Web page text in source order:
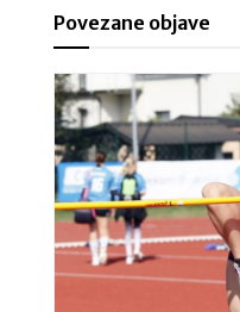
Povezane objave